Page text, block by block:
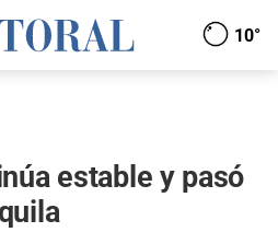
10°
estable y pasó